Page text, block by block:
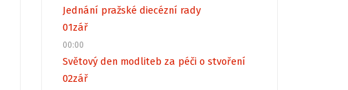
Jednání pražské diecézní rady
01zář
00:00
Světový den modliteb za péči o stvoření
02zář